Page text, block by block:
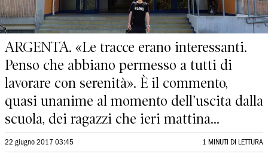
ARGENTA. «Le tracce erano interessanti.
Penso che abbiano permesso a tutti di
lavorare con serenità». È il commento,
quasi unanime al momento dell’uscita dalla
scuola, dei ragazzi che ieri mattina...
22 giugno 2017 03:45 1 MINUTI DI LETTURA